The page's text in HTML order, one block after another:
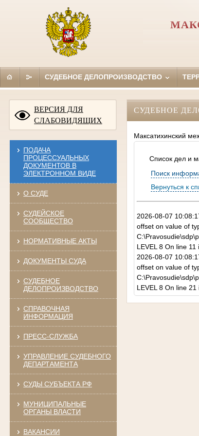
СУДЕБНОЕ ДЕЛОПРОИЗВОДСТВО
ВЕРСИЯ ДЛЯ
СЛАБОВИДЯЩИХ
ПОДАЧА
ПРОЦЕССУАЛЬНЫХ
ДОКУМЕНТОВ В
ЭЛЕКТРОННОМ ВИДЕ
О СУДЕ
СУДЕЙСКОЕ
СООБЩЕСТВО
НОРМАТИВНЫЕ АКТЫ
ДОКУМЕНТЫ СУДА
СУДЕБНОЕ
ДЕЛОПРОИЗВОДСТВО
СПРАВОЧНАЯ
ИНФОРМАЦИЯ
ПРЕСС-СЛУЖБА
УПРАВЛЕНИЕ СУДЕБНОГО
ДЕПАРТАМЕНТА
СУДЫ СУБЪЕКТА РФ
МУНИЦИПАЛЬНЫЕ
ОРГАНЫ ВЛАСТИ
ВАКАНСИИ
СУДЕБНОЕ
Максатихинский
Список дел и
Поиск
Вернуться к
2026-08-07
offset on value of
LEVEL 8 On line
2026-08-07
offset on value of
LEVEL 8 On line